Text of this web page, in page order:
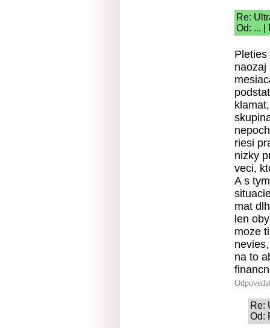
Re:
Od: ... |
naozaj
riesi
nizky
veci,
A s
mat
len
moze
na to
Re:
Od: